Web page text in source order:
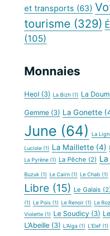
et transports (63)
tourisme (329)
(105)
Monnaies
Heol (3) La Bizh (1) La
Gemme (3) La Gonette
June (64) La
Luciole (1) La Maillette (4)
La Pyrène (1) La Pêche (2)
Buzuk (1) Le Cairn (1) Le Chab (1)
Libre (15) Le Galais
(1) Le Pois (1) Le Renoir (1) Le
Violette (1) Le Soudicy (3)
L’Abeille (3) L’Aïga (1) L’Elef (1)